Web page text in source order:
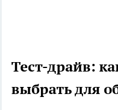
Тест-драйв:
выбрать для